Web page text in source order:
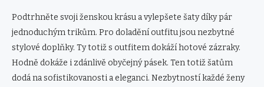
Podtrhněte svoji ženskou krásu a vylepšete šaty díky pár
jednoduchým trikům. Pro doladění outfitu jsou nezbytné
stylové doplňky. Ty totiž s outfitem dokáží hotové zázraky.
Hodně dokáže i zdánlivě obyčejný pásek. Ten totiž šatům
dodá na sofistikovanosti a eleganci. Nezbytností každé ženy